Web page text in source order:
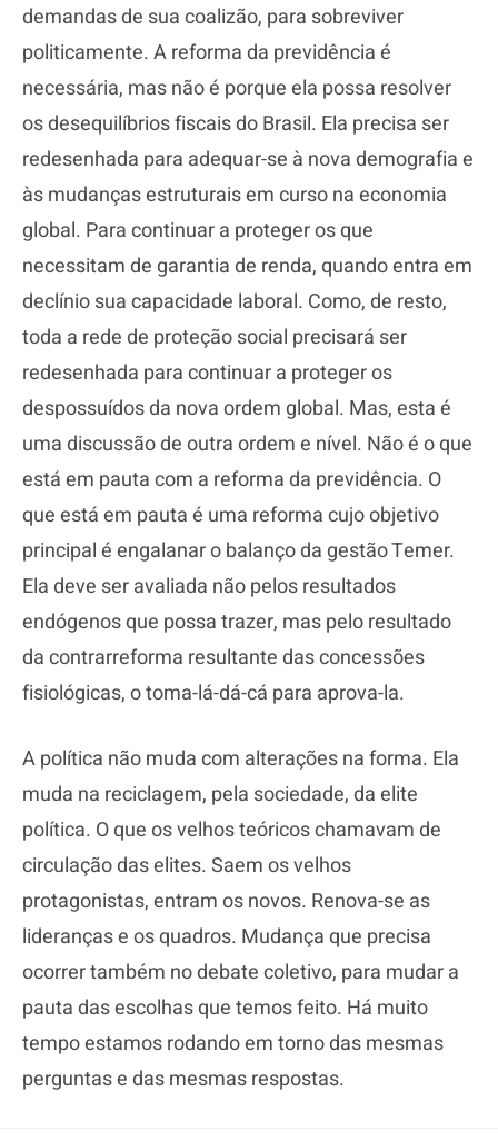
demandas de sua coalizão, para sobreviver
politicamente. A reforma da previdência é
necessária, mas não é porque ela possa resolver
os desequilíbrios fiscais do Brasil. Ela precisa ser
redesenhada para adequar-se à nova demografia e
às mudanças estruturais em curso na economia
global. Para continuar a proteger os que
necessitam de garantia de renda, quando entra em
declínio sua capacidade laboral. Como, de resto,
toda a rede de proteção social precisará ser
redesenhada para continuar a proteger os
despossuídos da nova ordem global. Mas, esta é
uma discussão de outra ordem e nível. Não é o que
está em pauta com a reforma da previdência. O
que está em pauta é uma reforma cujo objetivo
principal é engalanar o balanço da gestão Temer.
Ela deve ser avaliada não pelos resultados
endógenos que possa trazer, mas pelo resultado
da contrarreforma resultante das concessões
fisiológicas, o toma-lá-dá-cá para aprova-la.
A política não muda com alterações na forma. Ela
muda na reciclagem, pela sociedade, da elite
política. O que os velhos teóricos chamavam de
circulação das elites. Saem os velhos
protagonistas, entram os novos. Renova-se as
lideranças e os quadros. Mudança que precisa
ocorrer também no debate coletivo, para mudar a
pauta das escolhas que temos feito. Há muito
tempo estamos rodando em torno das mesmas
perguntas e das mesmas respostas.